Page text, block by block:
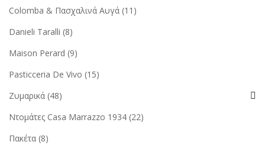
Colomba & Πασχαλινά Αυγά (11)
Danieli Taralli (8)
Maison Perard (9)
Pasticceria De Vivo (15)
Ζυμαρικά (48)
Ντομάτες Casa Marrazzo 1934 (22)
Πακέτα (8)